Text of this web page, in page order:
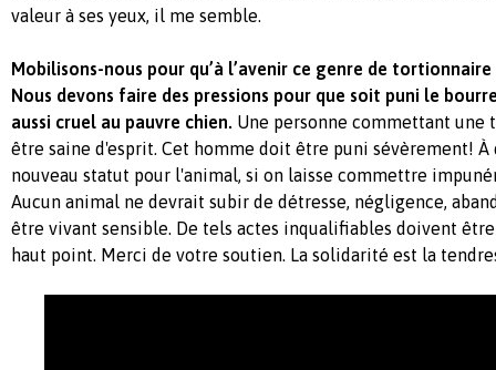
valeur à ses yeux, il me semble.
Mobilisons-nous pour qu’à l’avenir ce genre de
Nous devons faire des pressions pour que soit puni le
aussi cruel au pauvre chien. Une personne commettant une
être saine d'esprit. Cet homme doit être puni sévèrement!
nouveau statut pour l'animal, si on laisse commettre
Aucun animal ne devrait subir de détresse, négligence,
être vivant sensible. De tels actes inqualifiables doivent
haut point. Merci de votre soutien. La solidarité est la